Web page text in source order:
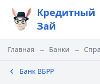
Кредитный
Зай
Главная → Банки →
Банк ВБРР